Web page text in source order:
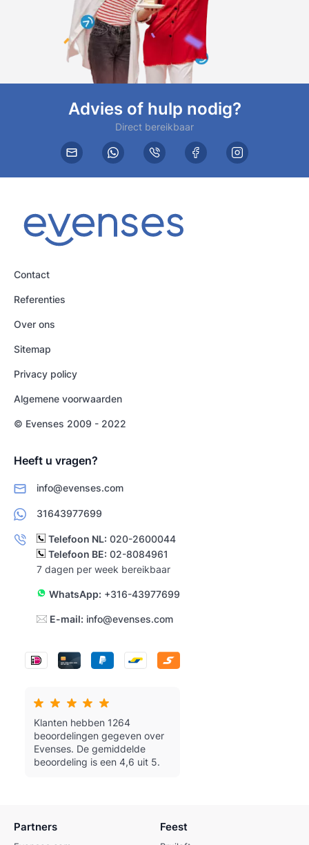
Advies of hulp nodig?
Direct bereikbaar
Contact
Referenties
Over ons
Sitemap
Privacy policy
Algemene voorwaarden
© Evenses 2009 - 2022
Heeft u vragen?
info@evenses.com
31643977699
Telefoon NL: 020-2600044
Telefoon BE: 02-8084961
7 dagen per week bereikbaar
WhatsApp: +316-43977699
E-mail: info@evenses.com
Klanten hebben 1264
beoordelingen gegeven over
Evenses. De gemiddelde
beoordeling is een 4,6 uit 5.
Partners Feest